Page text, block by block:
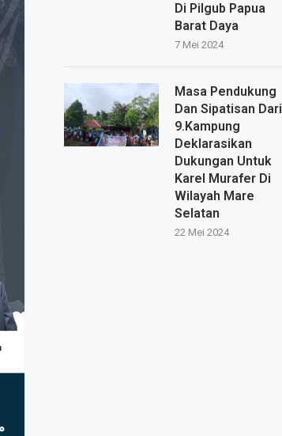
Di Pilgub Papua
Barat Daya
7 Mei 2024
Masa Pendukung
Dan Sipatisan Dari
9.Kampung
Deklarasikan
Dukungan Untuk
Karel Murafer Di
Wilayah Mare
Selatan
22 Mei 2024